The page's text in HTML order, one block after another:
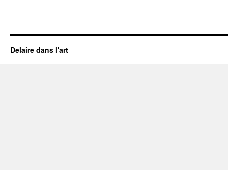
Delaire dans l'art